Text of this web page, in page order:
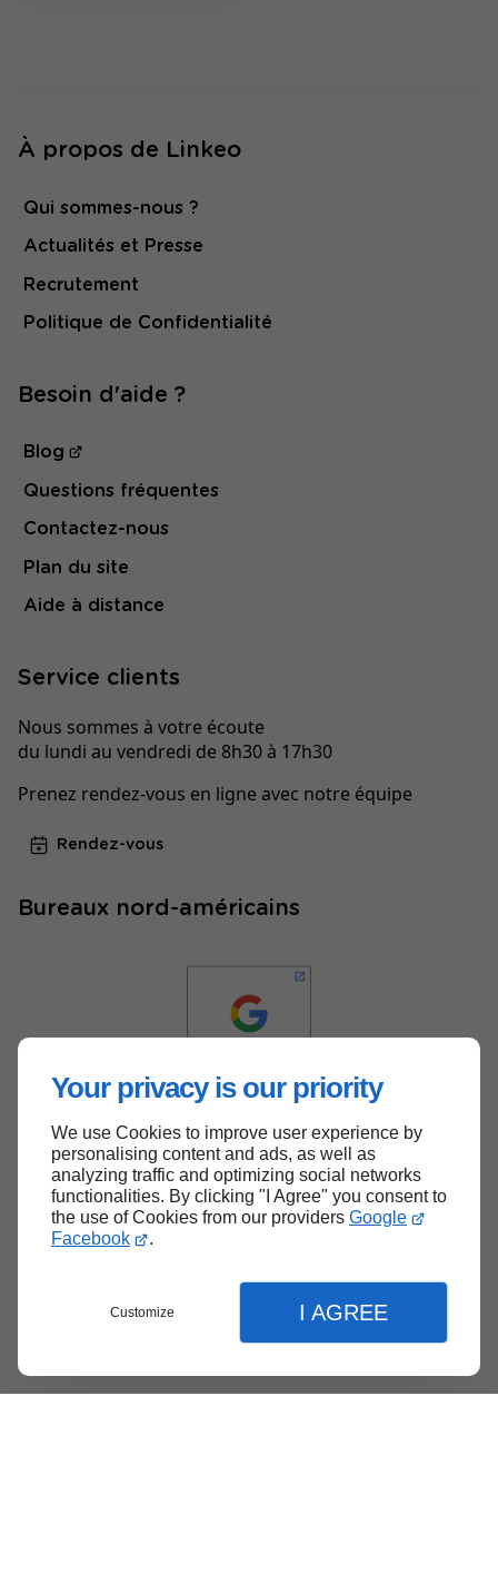
Your privacy is our priority
We use Cookies to improve user experience by
personalising content and ads, as well as
analyzing traffic and optimizing social networks
functionalities. By clicking "I Agree" you consent to
the use of Cookies from our providers Google
Facebook
.
Customize I AGREE
À propos de Linkeo
Qui sommes-nous ?
Actualités et Presse
Recrutement
Politique de Confidentialité
Besoin d'aide ?
Blog
Questions fréquentes
Contactez-nous
Plan du site
Aide à distance
Service clients
Nous sommes à votre écoute
du lundi au vendredi de 8h30 à 17h30
Prenez rendez-vous en ligne avec notre équipe
Rendez-vous
Bureaux nord-américains
Haut de page